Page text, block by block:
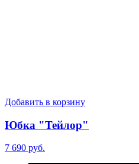
Добавить в корзину
Юбка "Тейлор"
7 690 руб.